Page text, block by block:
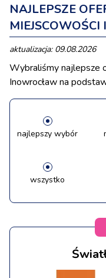
NAJLEPSZE
aktualizacja: 09.08.2026
Wybraliśmy najlepsze
Inowrocław na
najlepszy wybór
wszystko